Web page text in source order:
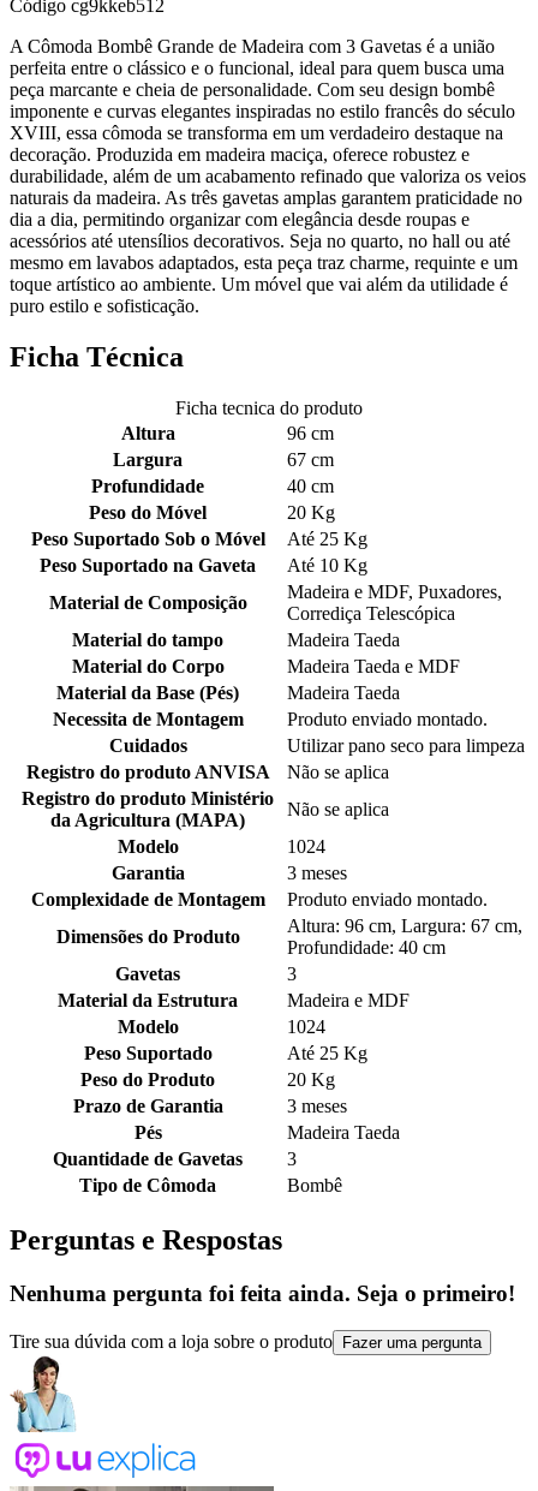
Código cg9kkeb512
A Cômoda Bombê Grande de Madeira com 3 Gavetas é a união
perfeita entre o clássico e o funcional, ideal para quem busca uma
peça marcante e cheia de personalidade. Com seu design bombê
imponente e curvas elegantes inspiradas no estilo francês do século
XVIII, essa cômoda se transforma em um verdadeiro destaque na
decoração. Produzida em madeira maciça, oferece robustez e
durabilidade, além de um acabamento refinado que valoriza os veios
naturais da madeira. As três gavetas amplas garantem praticidade no
dia a dia, permitindo organizar com elegância desde roupas e
acessórios até utensílios decorativos. Seja no quarto, no hall ou até
mesmo em lavabos adaptados, esta peça traz charme, requinte e um
toque artístico ao ambiente. Um móvel que vai além da utilidade é
puro estilo e sofisticação.
Ficha Técnica
Ficha tecnica do produto
Altura
96 cm
Largura
67 cm
Profundidade
40 cm
Peso do Móvel
20 Kg
Peso Suportado Sob o Móvel
Até 25 Kg
Peso Suportado na Gaveta
Até 10 Kg
Material de Composição
Madeira e MDF, Puxadores,
Corrediça Telescópica
Material do tampo
Madeira Taeda
Material do Corpo
Madeira Taeda e MDF
Material da Base (Pés)
Madeira Taeda
Necessita de Montagem
Produto enviado montado.
Cuidados
Utilizar pano seco para limpeza
Registro do produto ANVISA
Não se aplica
Registro do produto Ministério
da Agricultura (MAPA)
Não se aplica
Modelo
1024
Garantia
3 meses
Complexidade de Montagem
Produto enviado montado.
Dimensões do Produto
Altura: 96 cm, Largura: 67 cm,
Profundidade: 40 cm
Gavetas
3
Material da Estrutura
Madeira e MDF
Modelo
1024
Peso Suportado
Até 25 Kg
Peso do Produto
20 Kg
Prazo de Garantia
3 meses
Pés
Madeira Taeda
Quantidade de Gavetas
3
Tipo de Cômoda
Bombê
Perguntas e Respostas
Nenhuma pergunta foi feita ainda. Seja o primeiro!
Tire sua dúvida com a loja sobre o produto Fazer uma pergunta